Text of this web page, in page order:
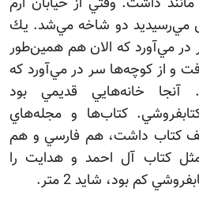
مي‌رسيديد دو شاخه مي‌شد. يك
مي‌آورد كه الان هم همين‌طور
از كوچه‌ها سر در مي‌آورد كه
خانه‌هايي قديمي بود
كتاب‌ها و مجله‌هاي
كتاب‌ داشت، هم فارسي و هم
كتاب آل احمد و هدايت را
كم بود، شايد 2 متر.